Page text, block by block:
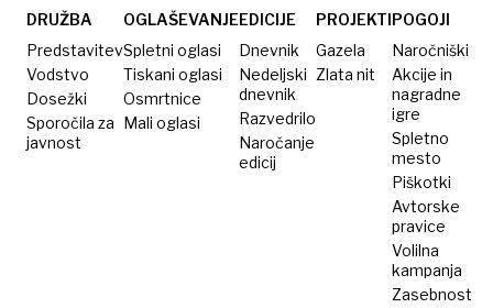
DRUŽBA
Predstavitev
Vodstvo
Dosežki
Sporočila za
javnost
OGLAŠEVANJE
Spletni oglasi
Tiskani oglasi
Osmrtnice
Mali oglasi
EDICIJE
Dnevnik
Nedeljski
dnevnik
Razvedrilo
Naročanje
edicij
PROJEKTI
Gazela
Zlata nit
POGOJI
Naročniški
Akcije in
nagradne
igre
Spletno
mesto
Piškotki
Avtorske
pravice
Volilna
kampanja
Zasebnost